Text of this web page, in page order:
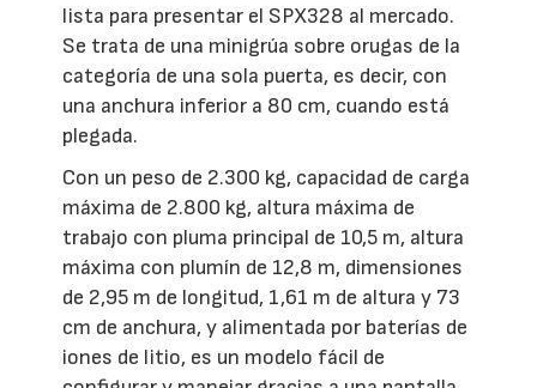
lista para presentar el SPX328 al mercado.
Se trata de una minigrúa sobre orugas de la
categoría de una sola puerta, es decir, con
una anchura inferior a 80 cm, cuando está
plegada.
Con un peso de 2.300 kg, capacidad de carga
máxima de 2.800 kg, altura máxima de
trabajo con pluma principal de 10,5 m, altura
máxima con plumín de 12,8 m, dimensiones
de 2,95 m de longitud, 1,61 m de altura y 73
cm de anchura, y alimentada por baterías de
iones de litio, es un modelo fácil de